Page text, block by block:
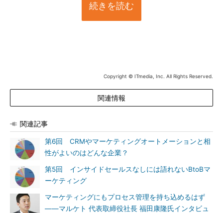
続きを読む
Copyright © ITmedia, Inc. All Rights Reserved.
関連情報
関連記事
第6回 CRMやマーケティングオートメーションと相
性がよいのはどんな企業？
第5回 インサイドセールスなしには語れないBtoBマ
ーケティング
マーケティングにもプロセス管理を持ち込めるはず
――マルケト 代表取締役社長 福田康隆氏インタビュ